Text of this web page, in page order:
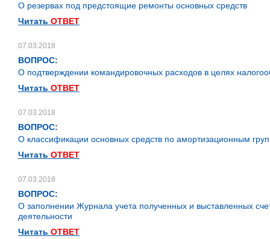
О резервах под предстоящие ремонты основных средств
Читать ОТВЕТ
07.03.2018
ВОПРОС:
О подтверждении командировочных расходов в целях
Читать ОТВЕТ
07.03.2018
ВОПРОС:
О классификации основных средств по амортизационным
Читать ОТВЕТ
07.03.2018
ВОПРОС:
О заполнении Журнала учета полученных и выставленных
деятельности
Читать ОТВЕТ